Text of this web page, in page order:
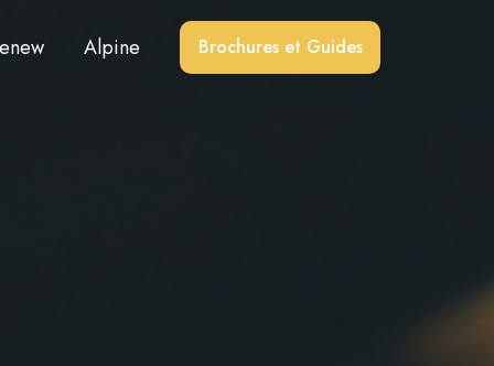
Alpine Brochures et Guides